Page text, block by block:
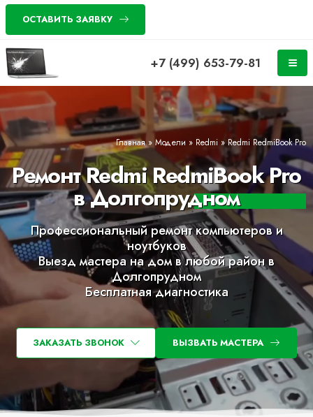
ОСТАВИТЬ ЗАЯВКУ
+7 (499) 653-79-81
Главная» Модели » Redmi »Redmi RedmiBook Pro
Ремонт Redmi RedmiBook Pro
в Долгопрудном
Профессиональный ремонт компьютеров и
ноутбуков
Выезд мастера на дом в любой район в
Долгопрудном
Бесплатная диагностика
ЗАКАЗАТЬ ЗВОНОК ВЫЗВАТЬ МАСТЕРА